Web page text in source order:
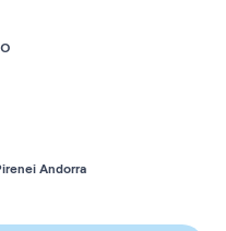
Andorra